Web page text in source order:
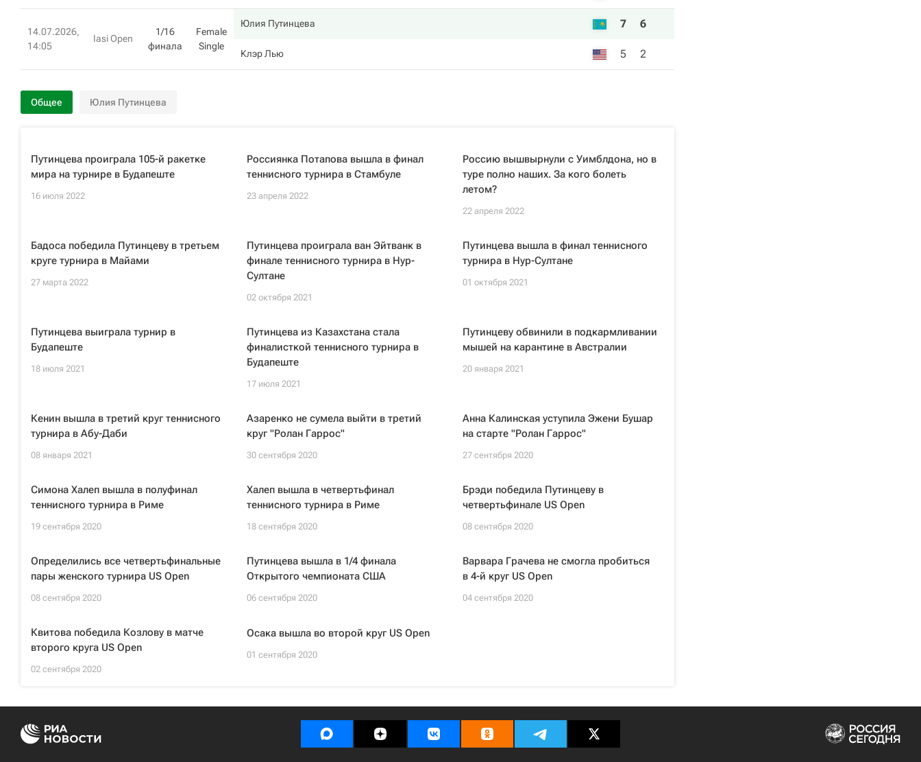
14.07.2026,
14:05
Iasi Open
1/16
финала
Female
Single
Юлия Путинцева 7 6
Клэр Лью 5 2
Общее Юлия Путинцева
Путинцева проиграла 105-й ракетке
мира на турнире в Будапеште
16 июля 2022
Россиянка Потапова вышла в финал
теннисного турнира в Стамбуле
23 апреля 2022
Россию вышвырнули с Уимблдона, но в
туре полно наших. За кого болеть
летом?
22 апреля 2022
Бадоса победила Путинцеву в третьем
круге турнира в Майами
27 марта 2022
Путинцева проиграла ван Эйтванк в
финале теннисного турнира в Нур-
Султане
02 октября 2021
Путинцева вышла в финал теннисного
турнира в Нур-Султане
01 октября 2021
Путинцева выиграла турнир в
Будапеште
18 июля 2021
Путинцева из Казахстана стала
финалисткой теннисного турнира в
Будапеште
17 июля 2021
Путинцеву обвинили в подкармливании
мышей на карантине в Австралии
20 января 2021
Кенин вышла в третий круг теннисного
турнира в Абу-Даби
08 января 2021
Азаренко не сумела выйти в третий
круг "Ролан Гаррос"
30 сентября 2020
Анна Калинская уступила Эжени Бушар
на старте "Ролан Гаррос"
27 сентября 2020
Симона Халеп вышла в полуфинал
теннисного турнира в Риме
19 сентября 2020
Халеп вышла в четвертьфинал
теннисного турнира в Риме
18 сентября 2020
Брэди победила Путинцеву в
четвертьфинале US Open
08 сентября 2020
Определились все четвертьфинальные
пары женского турнира US Open
08 сентября 2020
Путинцева вышла в 1/4 финала
Открытого чемпионата США
06 сентября 2020
Варвара Грачева не смогла пробиться
в 4-й круг US Open
04 сентября 2020
Квитова победила Козлову в матче
второго круга US Open
02 сентября 2020
Осака вышла во второй круг US Open
01 сентября 2020